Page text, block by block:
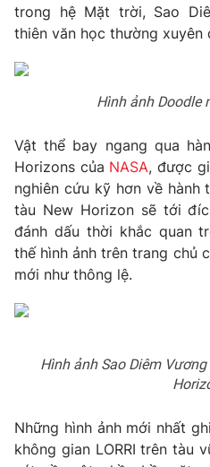
Hậu trường
Khán giả
Điện ảnh
Âm nhạc
Đời sống
Du lịch
Chất lượng cuộc sống
Học trực tuyến
Công nghệ
Hitech Công nghệ tương lai
Sản phẩm
Thị trường
Giao lưu trực tuyến
Lịch phát sóng
Chuyên mục khác
Video
trong hệ Mặt trời, Sao
thiên văn học thường xuyên
Hình ảnh Doodle
Vật thể bay ngang qua
Horizons của NASA, được
nghiên cứu kỹ hơn về hành
tàu New Horizon sẽ tới
đánh dấu thời khắc quan
thế hình ảnh trên trang chủ
mới như thông lệ.
Hình ảnh Sao Diêm
Những hình ảnh mới nhất
không gian LORRI trên tàu